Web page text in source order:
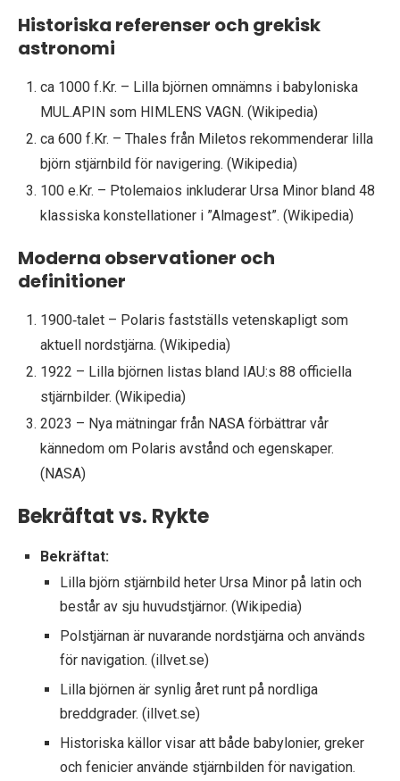
Historiska referenser och grekisk
astronomi
ca 1000 f.Kr. – Lilla björnen omnämns i babyloniska
MUL.APIN som HIMLENS VAGN. (Wikipedia)
ca 600 f.Kr. – Thales från Miletos rekommenderar lilla
björn stjärnbild för navigering. (Wikipedia)
100 e.Kr. – Ptolemaios inkluderar Ursa Minor bland 48
klassiska konstellationer i ”Almagest”. (Wikipedia)
Moderna observationer och
definitioner
1900‑talet – Polaris fastställs vetenskapligt som
aktuell nordstjärna. (Wikipedia)
1922 – Lilla björnen listas bland IAU:s 88 officiella
stjärnbilder. (Wikipedia)
2023 – Nya mätningar från NASA förbättrar vår
kännedom om Polaris avstånd och egenskaper.
(NASA)
Bekräftat vs. Rykte
Bekräftat:
Lilla björn stjärnbild heter Ursa Minor på latin och
består av sju huvudstjärnor. (Wikipedia)
Polstjärnan är nuvarande nordstjärna och används
för navigation. (illvet.se)
Lilla björnen är synlig året runt på nordliga
breddgrader. (illvet.se)
Historiska källor visar att både babylonier, greker
och fenicier använde stjärnbilden för navigation.